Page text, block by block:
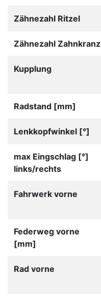
Zähnezahl Ritzel
Zähnezahl Zahnkranz
Kupplung
Radstand [mm]
Lenkkopfwinkel [°]
max Eingschlag [°]
links/rechts
Fahrwerk vorne
Federweg vorne
[mm]
Rad vorne